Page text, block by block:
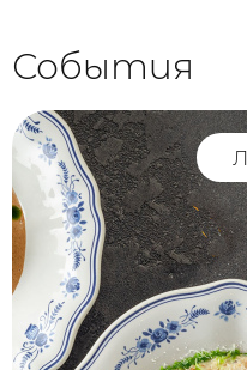
События